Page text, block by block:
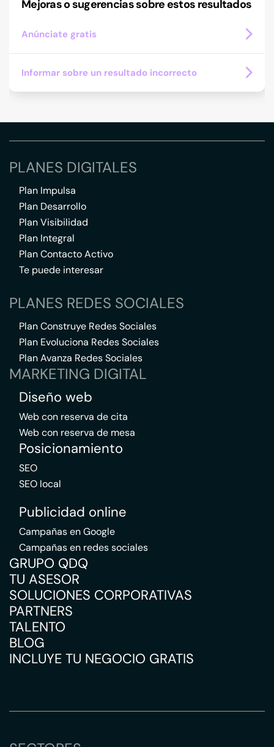
Mejoras o sugerencias sobre estos resultados
Anúnciate gratis
Informar sobre un resultado incorrecto
PLANES DIGITALES
Plan Impulsa
Plan Desarrollo
Plan Visibilidad
Plan Integral
Plan Contacto Activo
Te puede interesar
PLANES REDES SOCIALES
Plan Construye Redes Sociales
Plan Evoluciona Redes Sociales
Plan Avanza Redes Sociales
MARKETING DIGITAL
Diseño web
Web con reserva de cita
Web con reserva de mesa
Posicionamiento
SEO
SEO local
Publicidad online
Campañas en Google
Campañas en redes sociales
GRUPO QDQ
TU ASESOR
SOLUCIONES CORPORATIVAS
PARTNERS
TALENTO
BLOG
INCLUYE TU NEGOCIO GRATIS